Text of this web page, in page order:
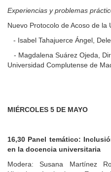
Experiencias y problemas
Nuevo Protocolo de Acoso de la
- Isabel Tahajuerce Ángel,
- Magdalena Suárez Ojeda,
Universidad Complutense de
MIÉRCOLES 5 DE MAYO
16,30 Panel temático:
en la docencia universitaria
Modera: Susana Martínez